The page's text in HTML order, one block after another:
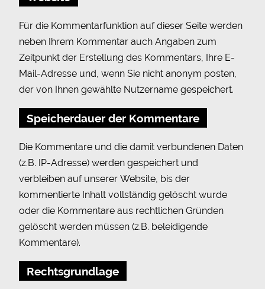
Für die Kommentarfunktion auf dieser Seite werden
neben Ihrem Kommentar auch Angaben zum
Zeitpunkt der Erstellung des Kommentars, Ihre E-
Mail-Adresse und, wenn Sie nicht anonym posten,
der von Ihnen gewählte Nutzername gespeichert.
Speicherdauer der Kommentare
Die Kommentare und die damit verbundenen Daten
(z.B. IP-Adresse) werden gespeichert und
verbleiben auf unserer Website, bis der
kommentierte Inhalt vollständig gelöscht wurde
oder die Kommentare aus rechtlichen Gründen
gelöscht werden müssen (z.B. beleidigende
Kommentare).
Rechtsgrundlage